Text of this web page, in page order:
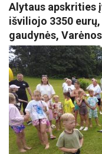
Alytaus apskrities
išviliojo 3350
gaudynės,